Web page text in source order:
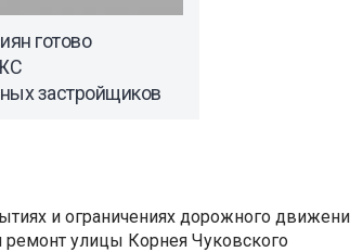
готово
застройщиков
и ограничениях дорожного
улицы Корнея Чуковского